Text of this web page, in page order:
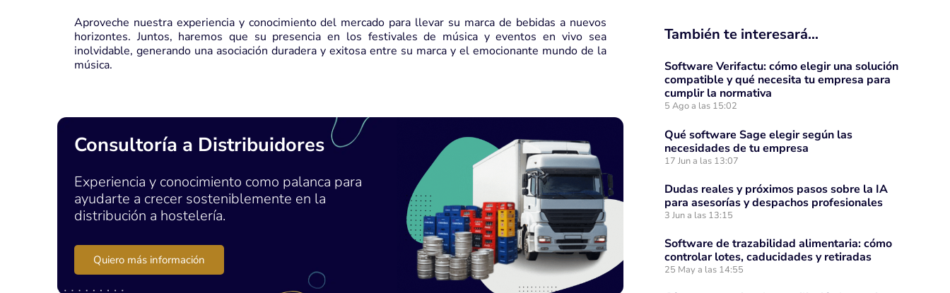
Aproveche nuestra experiencia y conocimiento del mercado para llevar su marca de bebidas a nuevos
horizontes. Juntos, haremos que su presencia en los festivales de música y eventos en vivo sea
inolvidable, generando una asociación duradera y exitosa entre su marca y el emocionante mundo de la
música.
Consultoría a Distribuidores
Experiencia y conocimiento como palanca para
ayudarte a crecer sosteniblemente en la
distribución a hostelería.
Quiero más información
También te interesará…
Software Verifactu: cómo elegir una solución
compatible y qué necesita tu empresa para
cumplir la normativa
5 Ago a las 15:02
Qué software Sage elegir según las
necesidades de tu empresa
17 Jun a las 13:07
Dudas reales y próximos pasos sobre la IA
para asesorías y despachos profesionales
3 Jun a las 13:15
Software de trazabilidad alimentaria: cómo
controlar lotes, caducidades y retiradas
25 May a las 14:55